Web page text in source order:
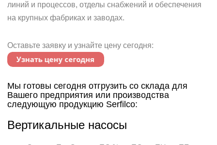
линий и процессов, отделы снабжений и обеспечения
на крупных фабриках и заводах.
Оставьте заявку и узнайте цену сегодня:
Мы готовы сегодня отгрузить со склада для
Вашего предприятия или производства
следующую продукцию Serfilco:
Вертикальные насосы